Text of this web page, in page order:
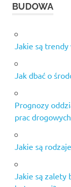
BUDOWA
Jakie są
Jak dbać o
Prognozy
prac drogowych
Jakie są
Jakie są